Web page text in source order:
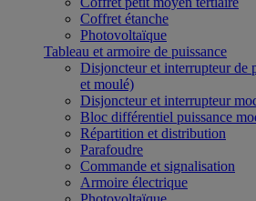
Coffret étanche
Photovoltaïque
Tableau et armoire de puissance
Disjoncteur et interrupteur de
et moulé)
Disjoncteur et interrupteur
Bloc différentiel puissance
Répartition et distribution
Parafoudre
Commande et signalisation
Armoire électrique